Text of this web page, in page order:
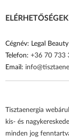
ELÉRHETŐSÉGEK
Cégnév: Legal
Telefon:+36 70 733
Email:
Tisztaenergia
kis- és
minden jog